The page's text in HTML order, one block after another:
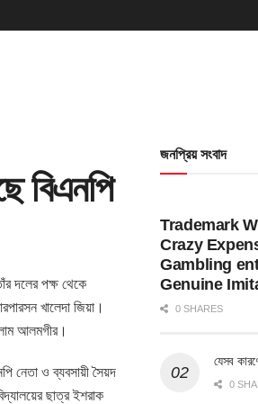
বিএনপি
দলের পক্ষ থেকে
খালেদা জিয়া।
আলমগীর।
নেতা ও ব্যবসায়ী সৈয়দ
ছাত্র ইশরাক
জনপ্রিয় সংবাদ
Trademark
Crazy
Gambling
Genuine
0 SHARES
যেসব
0